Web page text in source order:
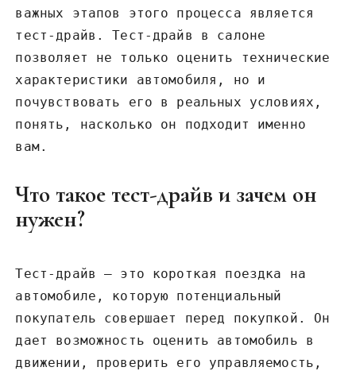
важных этапов этого процесса является
тест-драйв. Тест-драйв в салоне
позволяет не только оценить технические
характеристики автомобиля, но и
почувствовать его в реальных условиях,
понять, насколько он подходит именно
вам.
Что такое тест-драйв и зачем он
нужен?
Тест-драйв – это короткая поездка на
автомобиле, которую потенциальный
покупатель совершает перед покупкой. Он
дает возможность оценить автомобиль в
движении, проверить его управляемость,